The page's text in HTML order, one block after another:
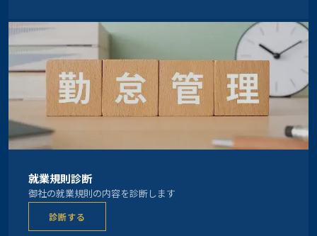
就業規則診断
御社の就業規則の内容を診断します
診断する